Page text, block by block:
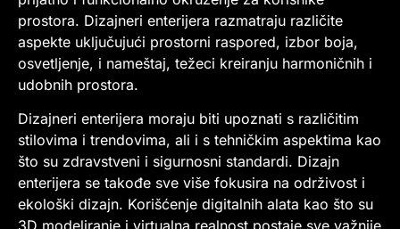
prostora. Dizajneri enterijera razmatraju različite
aspekte uključujući prostorni raspored, izbor boja,
osvetljenje, i nameštaj, težeci kreiranju harmoničnih i
udobnih prostora.
Dizajneri enterijera moraju biti upoznati s različitim
stilovima i trendovima, ali i s tehničkim aspektima kao
što su zdravstveni i sigurnosni standardi. Dizajn
enterijera se takođe sve više fokusira na održivost i
ekološki dizajn. Korišćenje digitalnih alata kao što su